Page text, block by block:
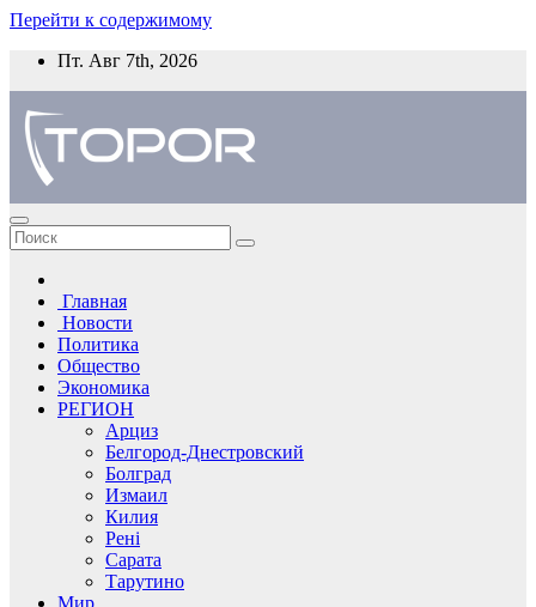
Перейти к содержимому
Пт. Авг 7th, 2026
Главная
Новости
Политика
Общество
Экономика
РЕГИОН
Арциз
Белгород-Днестровский
Болград
Измаил
Килия
Рені
Сарата
Тарутино
Мир